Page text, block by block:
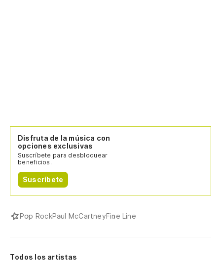
Disfruta de la música con
opciones exclusivas
Suscríbete para desbloquear
beneficios.
Suscríbete
Pop RockPaul McCartneyFine Line
Todos los artistas